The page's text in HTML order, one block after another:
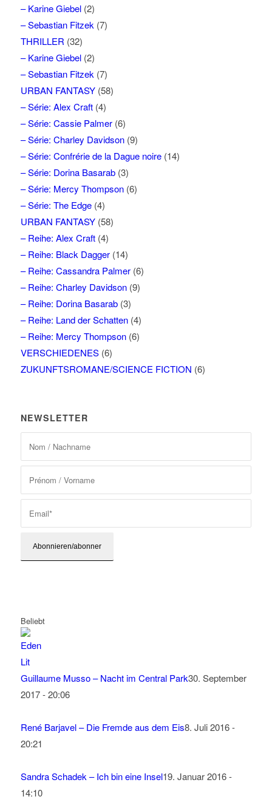
– Karine Giebel(2)
– Sebastian Fitzek (7)
THRILLER (32)
– Karine Giebel(2)
– Sebastian Fitzek (7)
URBAN FANTASY(58)
– Série: Alex Craft(4)
– Série: Cassie Palmer(6)
– Série: Charley Davidson(9)
– Série: Confrérie de la Dague noire(14)
– Série: Dorina Basarab(3)
– Série: Mercy Thompson(6)
– Série: The Edge(4)
URBAN FANTASY(58)
– Reihe: Alex Craft(4)
– Reihe: Black Dagger(14)
– Reihe: Cassandra Palmer(6)
– Reihe: Charley Davidson(9)
– Reihe: Dorina Basarab(3)
– Reihe: Land der Schatten(4)
– Reihe: Mercy Thompson(6)
VERSCHIEDENES(6)
ZUKUNFTSROMANE/SCIENCE FICTION (6)
NEWSLETTER
Beliebt
Guillaume Musso – Nacht im Central Park30. September
2017 - 20:06
René Barjavel – Die Fremde aus dem Eis8. Juli 2016 -
20:21
Sandra Schadek – Ich bin eine Insel19. Januar 2016 -
14:10